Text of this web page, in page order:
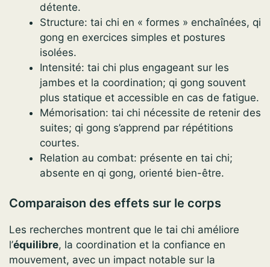
détente.
Structure: tai chi en « formes » enchaînées, qi
gong en exercices simples et postures
isolées.
Intensité: tai chi plus engageant sur les
jambes et la coordination; qi gong souvent
plus statique et accessible en cas de fatigue.
Mémorisation: tai chi nécessite de retenir des
suites; qi gong s’apprend par répétitions
courtes.
Relation au combat: présente en tai chi;
absente en qi gong, orienté bien-être.
Comparaison des effets sur le corps
Les recherches montrent que le tai chi améliore
l’équilibre, la coordination et la confiance en
mouvement, avec un impact notable sur la